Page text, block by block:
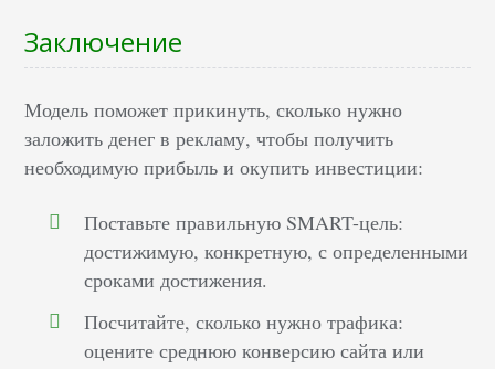
Заключение
Модель поможет прикинуть, сколько нужно
заложить денег в рекламу, чтобы получить
необходимую прибыль и окупить инвестиции:
Поставьте правильную SMART-цель:
достижимую, конкретную, с определенными
сроками достижения.
Посчитайте, сколько нужно трафика:
оцените среднюю конверсию сайта или